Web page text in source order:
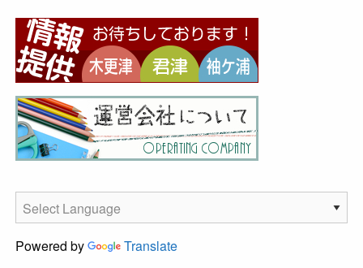
Powered by Translate